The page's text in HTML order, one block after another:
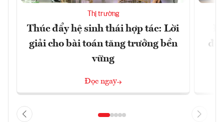
Thị trường
Thúc đẩy hệ sinh thái hợp tác: Lời
giải cho bài toán tăng trưởng bền
vững
Đọc ngay